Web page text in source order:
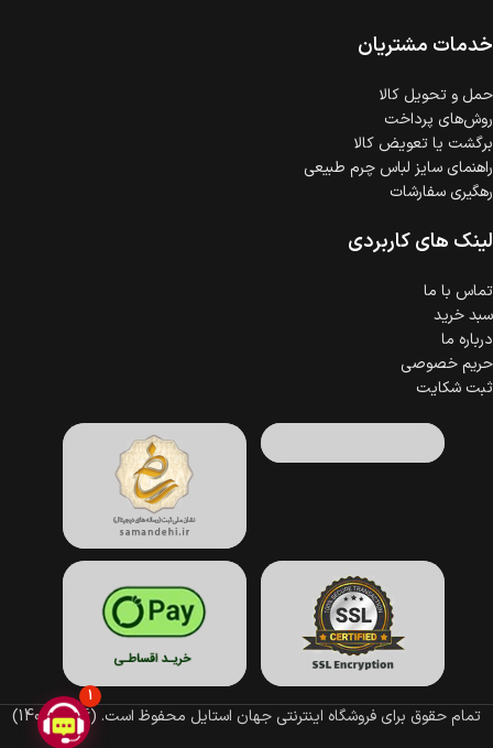
گارانتی معتبر برای تمامی محصولات ارائه می‌شود.خدمات مشتریان
حمل‌ و تحویل کالا
روش‌های پرداخت
برگشت یا تعویض کالا
راهنمای سایز لباس چرم طبیعی
رهگیری سفارشات
لینک های کاربردی
تماس با ما
سبد خرید
درباره ما
حریم خصوصی
ثبت شکایت
تمام حقوق برای فروشگاه اینترنتی جهان استایل محفوظ است. (1396–1405)
1